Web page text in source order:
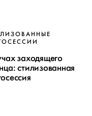
заходящего
стилизованная